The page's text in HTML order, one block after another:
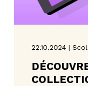
22.10.2024 |